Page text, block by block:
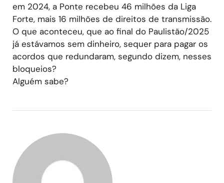
em 2024, a Ponte recebeu 46 milhões da Liga
Forte, mais 16 milhões de direitos de transmissão.
O que aconteceu, que ao final do Paulistão/2025
já estávamos sem dinheiro, sequer para pagar os
acordos que redundaram, segundo dizem, nesses
bloqueios?
Alguém sabe?